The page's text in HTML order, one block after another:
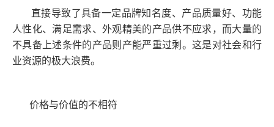
直接导致了具备一定品牌知名度、产品质量好、功能
人性化、满足需求、外观精美的产品供不应求，而大量的
不具备上述条件的产品则产能严重过剩。这是对社会和行
业资源的极大浪费。
价格与价值的不相符